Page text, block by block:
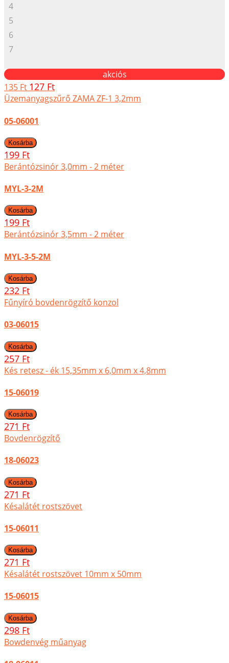
4
5
6
7
akciós
135 Ft 127 Ft
Üzemanyagszűrő ZAMA ZF-1 3,2mm
05-06001
199 Ft
Berántózsinór 3,0mm - 2 méter
MYL-3-2M
199 Ft
Berántózsinór 3,5mm - 2 méter
MYL-3-5-2M
232 Ft
Fűnyíró bovdenrögzítő konzol
03-06015
257 Ft
Kés retesz - ék 15,35mm x 6,0mm x 4,8mm
15-06019
271 Ft
Bovdenrögzítő
18-06023
271 Ft
Késalátét rostszövet
15-06011
271 Ft
Késalátét rostszövet 10mm x 50mm
15-06015
298 Ft
Bowdenvég műanyag